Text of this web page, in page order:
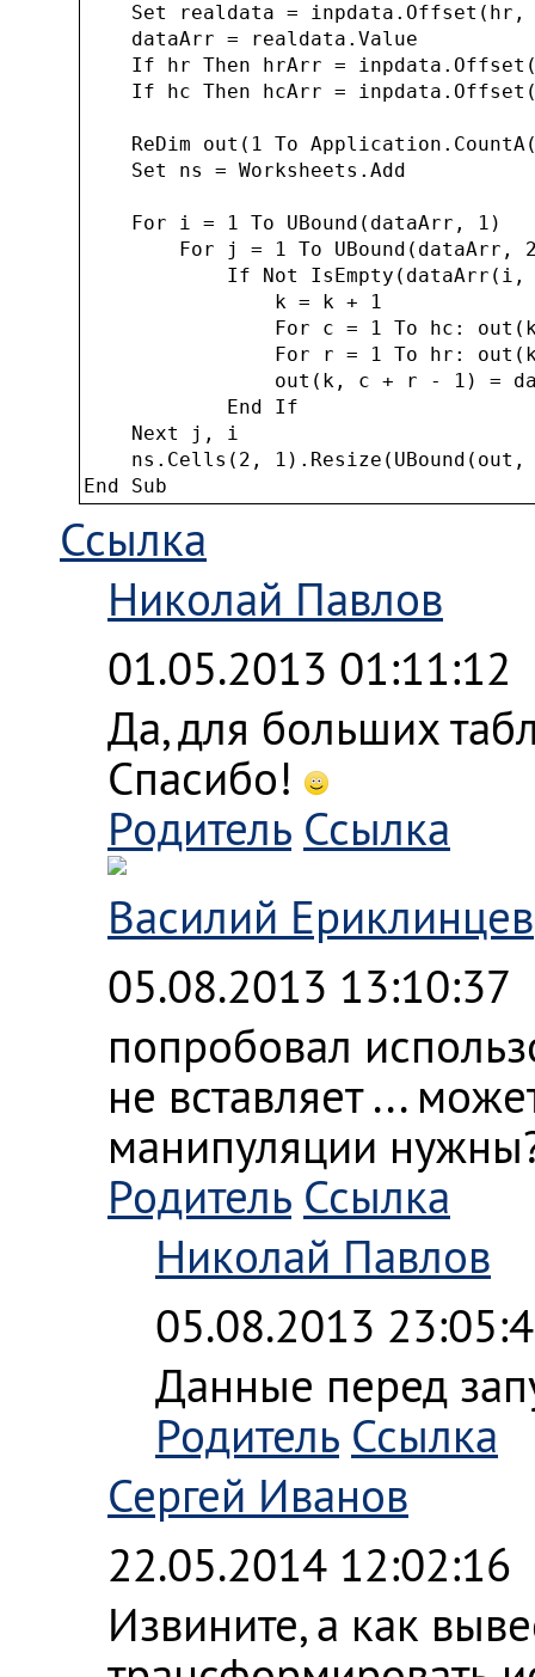
Set realdata = inpdata.Offset(hr,
dataArr = realdata.Value
If hr Then hrArr =
If hc Then hcArr =
ReDim out(1 To
Set ns = Worksheets.Add
For i = 1 To UBound(dataArr, 1)
For j = 1 To UBound(dataArr,
If Not IsEmpty(dataArr(i,
k = k + 1
For c = 1 To hc: out(k, c)
For r = 1 To hr: out(k, c
out(k, c + r - 1) =
End If
Next j, i
ns.Cells(2, 1).Resize(UBound(out,
End Sub
Ссылка
Николай Павлов
01.05.2013 01:11:12
Да, для больших
Спасибо!
Родитель Ссылка
Василий Ериклинцев
05.08.2013 13:10:37
попробовал
не вставляет ...
манипуляции
Родитель Ссылка
Николай Павлов
05.08.2013
Данные перед
Родитель Ссылка
Сергей Иванов
22.05.2014 12:02:16
Извините, а как